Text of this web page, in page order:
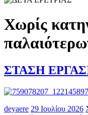
Χωρίς
ΣΤΑΣΗ
deyaere 29 Ιουλίου 2026